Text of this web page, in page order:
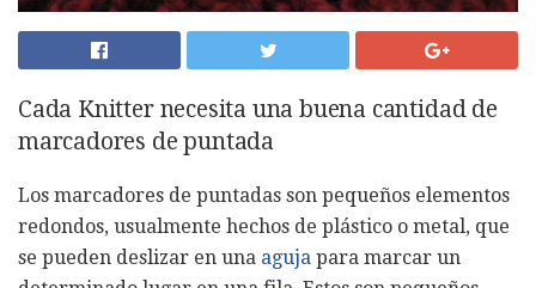
Cada Knitter necesita una buena cantidad de
marcadores de puntada
Los marcadores de puntadas son pequeños elementos
redondos, usualmente hechos de plástico o metal, que
se pueden deslizar en una aguja para marcar un